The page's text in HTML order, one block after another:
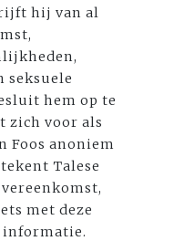
hij van al
seksuele
hem op te
zich voor als
Foos anoniem
Talese
met deze
informatie.